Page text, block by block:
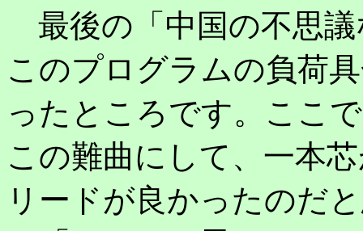
最後の「中国の不思議
このプログラムの負荷
ったところです。ここ
この難曲にして、一本
リードが良かったのだ